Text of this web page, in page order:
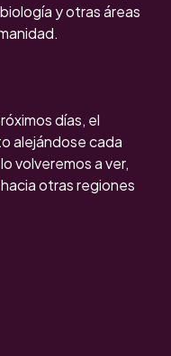
y otras áreas
días, el
alejándose cada
volveremos a ver,
otras regiones